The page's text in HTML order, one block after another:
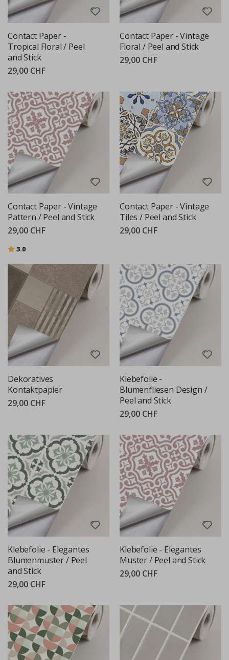
Contact Paper -
Tropical Floral / Peel
and Stick
29,00 CHF
Contact Paper - Vintage
Floral / Peel and Stick
29,00 CHF
Contact Paper - Vintage
Pattern / Peel and Stick
29,00 CHF
Bewertung:
3.0
Contact Paper - Vintage
Tiles / Peel and Stick
29,00 CHF
Dekoratives
Kontaktpapier
29,00 CHF
Klebefolie -
Blumenfliesen Design /
Peel and Stick
29,00 CHF
Klebefolie - Elegantes
Blumenmuster / Peel
and Stick
29,00 CHF
Klebefolie - Elegantes
Muster / Peel and Stick
29,00 CHF